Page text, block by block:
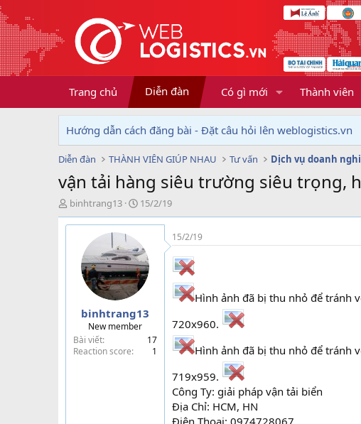
Trang chủ Diễn đàn Có gì mới Thành viên
Hướng dẫn cách đăng bài - Đặt câu hỏi lên weblogistics.vn
Diễn đàn THÀNH VIÊN GIÚP NHAU Tư vấn
vận tải hàng siêu trường siêu trọng,
T
h
r
binhtrang13
N
g
à
y
g
ử
i
15/2/19
binhtrang13
New member
Bài viết
17
Reaction score
1
15/2/19
Hình ảnh đã bị thu nhỏ để tránh
720x960.
Hình ảnh đã bị thu nhỏ để tránh
719x959.
Công Ty: giải pháp vận tải biển
Địa Chỉ: HCM, HN
Điện Thoại: 0974728067